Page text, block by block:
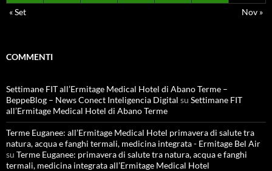
« Set
Nov »
COMMENTI
Settimane FIT all’Ermitage Medical Hotel di Abano Terme –
BeppeBlog – News Conect Inteligencia Digital su Settimane FIT
all’Ermitage Medical Hotel di Abano Terme
Terme Euganee: all’Ermitage Medical Hotel primavera di salute tra
natura, acqua e fanghi termali, medicina integrata - Ermitage Bel Air
su Terme Euganee: primavera di salute tra natura, acqua e fanghi
termali, medicina integrata all’Ermitage Medical Hotel